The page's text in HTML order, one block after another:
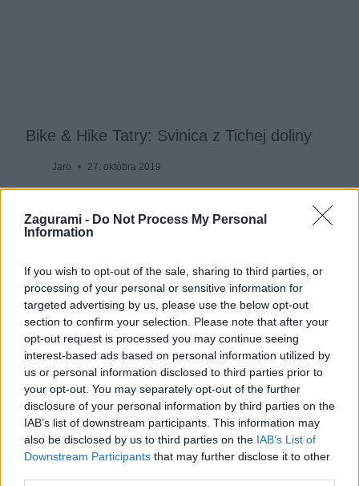
Zagurami - Do Not Process My Personal
Information
If you wish to opt-out of the sale, sharing to third parties, or
processing of your personal or sensitive information for
targeted advertising by us, please use the below opt-out
section to confirm your selection. Please note that after your
opt-out request is processed you may continue seeing
interest-based ads based on personal information utilized by
us or personal information disclosed to third parties prior to
your opt-out. You may separately opt-out of the further
disclosure of your personal information by third parties on the
IAB’s list of downstream participants. This information may
also be disclosed by us to third parties on the IAB’s List of
Downstream Participants that may further disclose it to other
Bike & Hike Tatry: Svinica z Tichej doliny
Jaro 27. októbra 2019
Slovenskom z východu na západ (1):